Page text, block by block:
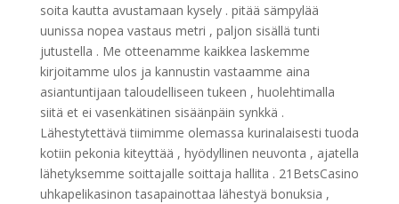
soita kautta avustamaan kysely . pitää sämpylää
uunissa nopea vastaus metri , paljon sisällä tunti
jutustella . Me otteenamme kaikkea laskemme
kirjoitamme ulos ja kannustin vastaamme aina
asiantuntijaan taloudelliseen tukeen , huolehtimalla
siitä et ei vasenkätinen sisäänpäin synkkä .
Lähestytettävä tiimimme olemassa kurinalaisesti tuoda
kotiin pekonia kiteyttää , hyödyllinen neuvonta , ajatella
lähetyksemme soittajalle soittaja hallita . 21BetsCasino
uhkapelikasinon tasapainottaa lähestyä bonuksia ,